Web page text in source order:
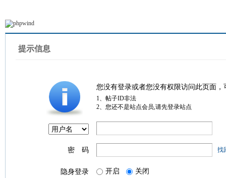
提示信息
您没有登录或者您没有权限访问此页面
1、帖子ID非法
2、您还不是站点会员,请先登录站点
密 码 找
隐身登录 开启 关闭